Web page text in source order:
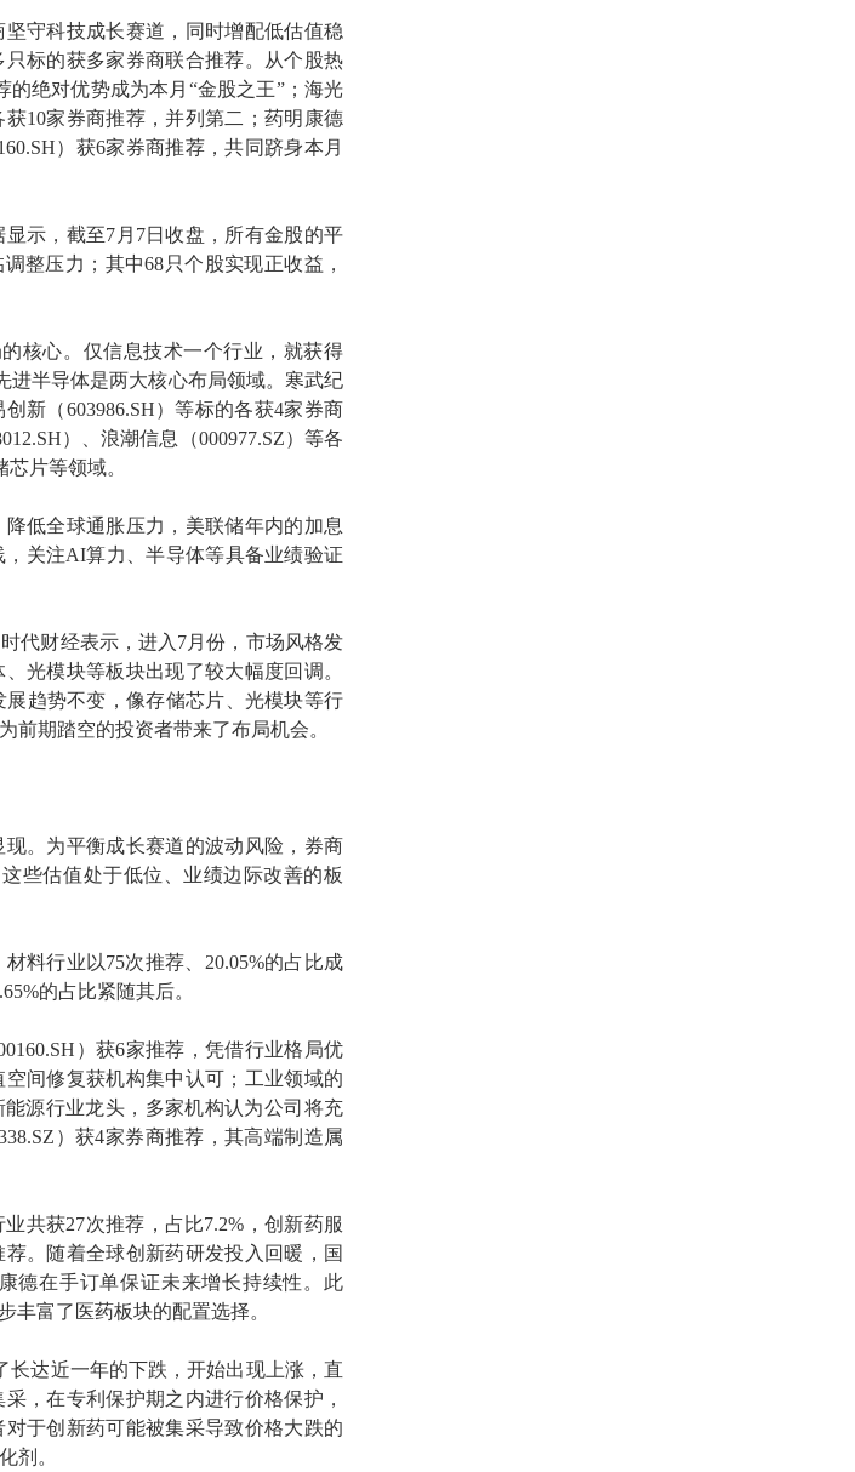
守科技成长赛道，同时增配低估值稳
标的获多家券商联合推荐。从个股热
的绝对优势成为本月“金股之王”；海光
获10家券商推荐，并列第二；药明康德
）获6家券商推荐，共同跻身本月
示，截至7月7日收盘，所有金股的平
整压力；其中68只个股实现正收益，
核心。仅信息技术一个行业，就获得
进半导体是两大核心布局领域。寒武纪
创新（603986.SH）等标的各获4家券商
）、浪潮信息（000977.SZ）等各
片等领域。
低全球通胀压力，美联储年内的加息
关注AI算力、半导体等具备业绩验证
代财经表示，进入7月份，市场风格发
光模块等板块出现了较大幅度回调。
趋势不变，像存储芯片、光模块等行
前期踏空的投资者带来了布局机会。
。为平衡成长赛道的波动风险，券商
些估值处于低位、业绩边际改善的板
料行业以75次推荐、20.05%的占比成
的占比紧随其后。
）获6家推荐，凭借行业格局优
间修复获机构集中认可；工业领域的
源行业龙头，多家机构认为公司将充
）获4家券商推荐，其高端制造属
共获27次推荐，占比7.2%，创新药服
。随着全球创新药研发投入回暖，国
德在手订单保证未来增长持续性。此
丰富了医药板块的配置选择。
达近一年的下跌，开始出现上涨，直
，在专利保护期之内进行价格保护，
于创新药可能被集采导致价格大跌的
剂。